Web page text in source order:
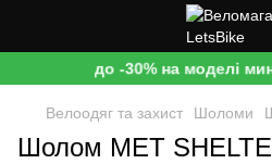
до -30% на моделі
Велоодяг та захист Шоломи
Шолом MET